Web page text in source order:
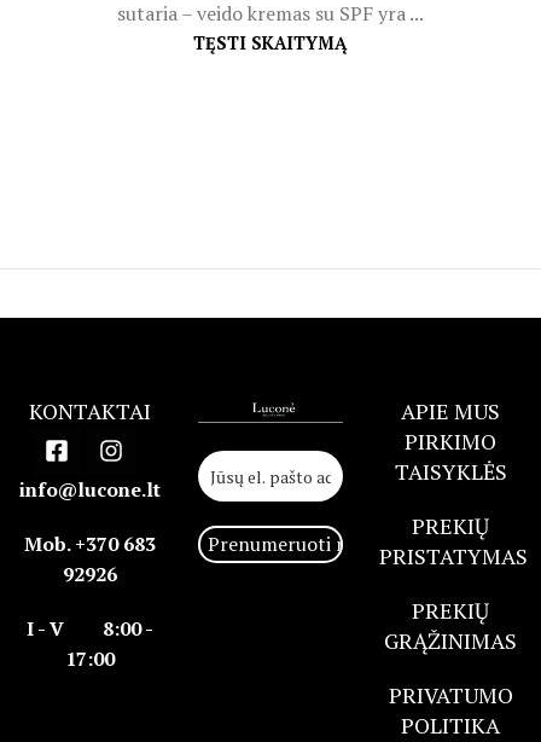
sutaria – veido kremas su SPF yra ...
TĘSTI SKAITYMĄ
KONTAKTAI
info@lucone.lt
Mob. +370 683
92926
I - V 8:00 -
17:00
APIE MUS
PIRKIMO
TAISYKLĖS
PREKIŲ
PRISTATYMAS
PREKIŲ
GRĄŽINIMAS
PRIVATUMO
POLITIKA